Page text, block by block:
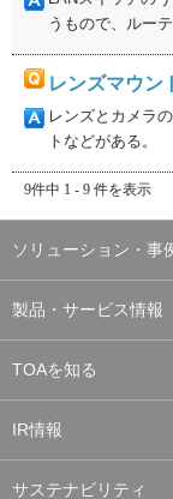
うもので、ルー
レンズマウン
レンズとカメラ
トなどがある。
9件中 1 - 9 件を表示
ソリューション・事
製品・サービス情報
TOAを知る
IR情報
サステナビリティ